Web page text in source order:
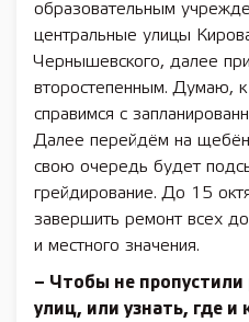
образовательным
центральные улицы
Чернышевского, далее
второстепенным. Думаю,
справимся с
Далее перейдём на
свою очередь будет
грейдирование. До 15
завершить ремонт всех
и местного значения.
– Чтобы не
улиц, или узнать, где и